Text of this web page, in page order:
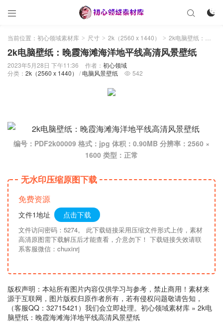
 

当前位置： 初心领域素材库 > 尺寸 > 2k（2560 x 1440） > 2k电脑壁纸：晚霞海滩海洋地平线高清风景壁纸
2k电脑壁纸：晚霞海滩海洋地平线高清风景壁纸
2023年5月28日 下午11:36 作者： 初心领域
分类： 2k（2560 x 1440） / 电脑风景壁纸  542
编号：PDF2k00009 格式：jpg 体积：0.90MB 分辨率：2560 ×
1600 类型：正常
无水印压缩原图下载
免费资源
文件1地址 点击下载
文件访问密码：5274。 此下载链接采用压缩文件形式上传，素材
高清原图需下载解压后才能查看，介意勿下！ 下载链接失效请联
系客服微信：chuxinrj
版权声明：本站所有图片内容仅供学习与参考，禁止商用！素材来
源于互联网，图片版权归原作者所有，若有侵权问题敬请告知，
（客服QQ：32715421）我们会立即处理。 初心领域素材库 » 2k电
脑壁纸：晚霞海滩海洋地平线高清风景壁纸